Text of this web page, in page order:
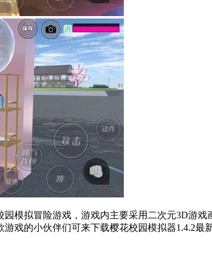
模拟冒险游戏，游戏内主要采用二次元3D游
戏的小伙伴们可来下载樱花校园模拟器1.4.2最